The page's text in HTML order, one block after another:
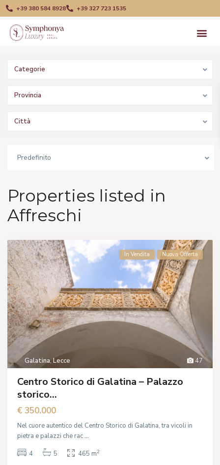
+39 380 584 8928 +39 327 723 1535
Categorie
Provincia
Città
Predefinito
Properties listed in
Affreschi
47
Galatina,Lecce
In Vendita Nuova Offerta
Centro Storico di Galatina – Palazzo
storico...
€ 350.000
Nel cuore autentico del Centro Storico di Galatina, tra vicoli in
pietra e palazzi che rac...
4
5 465 m2